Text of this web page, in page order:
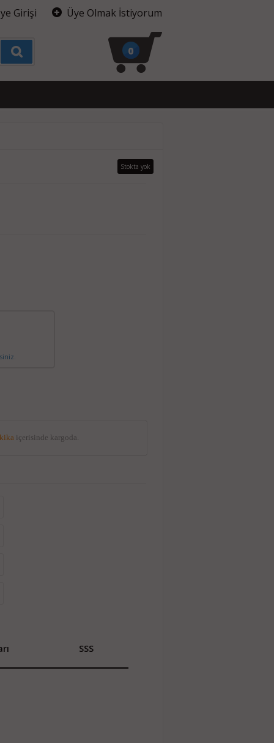
Girişi Üye Olmak İstiyorum
0
Stokta yok
içerisinde kargoda.
SSS